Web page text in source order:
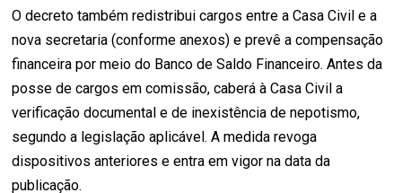
O decreto também redistribui cargos entre a Casa Civil e a
nova secretaria (conforme anexos) e prevê a compensação
financeira por meio do Banco de Saldo Financeiro. Antes da
posse de cargos em comissão, caberá à Casa Civil a
verificação documental e de inexistência de nepotismo,
segundo a legislação aplicável. A medida revoga
dispositivos anteriores e entra em vigor na data da
publicação.